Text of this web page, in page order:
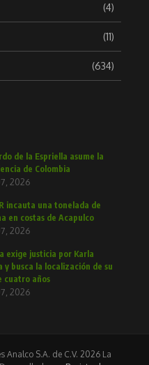
(4)
(11)
(634)
de la Espriella asume la
de Colombia
2026
incauta una tonelada de
en costas de Acapulco
2026
exige justicia por Karla
y busca la localización de su
cuatro años
2026
Analco S.A. de C.V. 2026 La